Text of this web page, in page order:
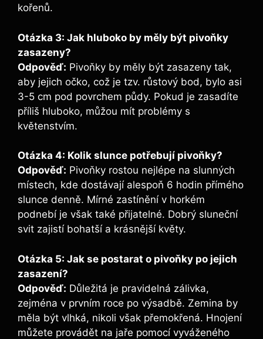
kořenů.
Otázka 3: Jak hluboko by⁢ měly být pivoňky
zasazeny?
Odpověď: Pivoňky by měly být zasazeny tak,
aby jejich očko,⁤ což je tzv. růstový bod, bylo asi
3-5 cm pod povrchem půdy. Pokud je zasadíte
příliš hluboko, můžou⁤ mít⁣ problémy s⁢
květenstvím.
Otázka 4: Kolik slunce potřebují pivoňky?
Odpověď: Pivoňky rostou nejlépe na slunných
místech, kde dostávají alespoň 6 hodin přímého
slunce denně. Mírné⁣ zastínění v⁤ horkém
podnebí je⁣ však také ⁣přijatelné. Dobrý sluneční
svit zajistí bohatší ‌a krásnější ‍květy.
Otázka 5: Jak se ⁣postarat ‌o pivoňky po jejich
zasazení?
Odpověď: Důležitá je pravidelná zálivka,
‍zejména v prvním roce po ​výsadbě. Zemina by⁢
měla být ‍vlhká, ⁤nikoli⁢ však přemokřená. Hnojení
můžete provádět na jaře⁣ pomocí vyváženého